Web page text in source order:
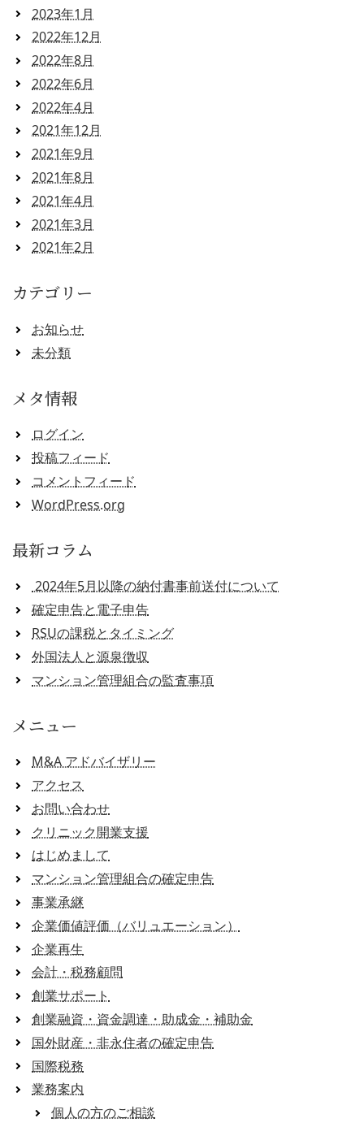
2023年1月
2022年12月
2022年8月
2022年6月
2022年4月
2021年12月
2021年9月
2021年8月
2021年4月
2021年3月
2021年2月
カテゴリー
お知らせ
未分類
メタ情報
ログイン
投稿フィード
コメントフィード
WordPress.org
最新コラム
2024年5月以降の納付書事前送付について
確定申告と電子申告
RSUの課税とタイミング
外国法人と源泉徴収
マンション管理組合の監査事項
メニュー
M&A アドバイザリー
アクセス
お問い合わせ
クリニック開業支援
はじめまして
マンション管理組合の確定申告
事業承継
企業価値評価（バリュエーション）
企業再生
会計・税務顧問
創業サポート
創業融資・資金調達・助成金・補助金
国外財産・非永住者の確定申告
国際税務
業務案内
個人の方のご相談